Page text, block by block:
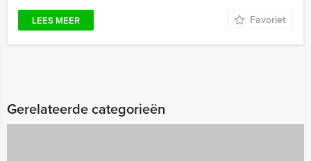
LEES MEER Favoriet
Gerelateerde categorieën